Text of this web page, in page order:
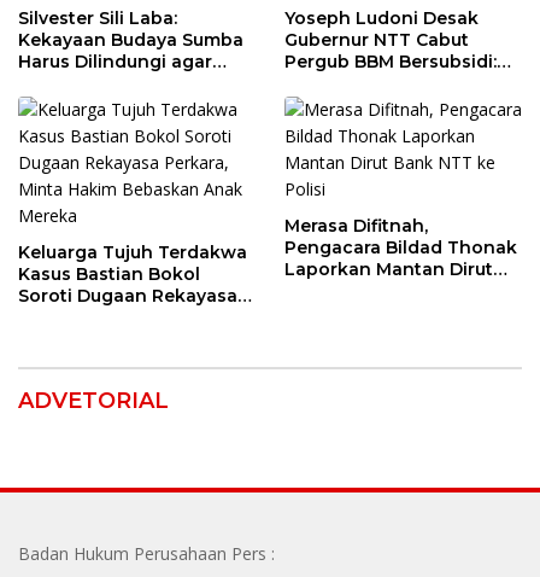
Silvester Sili Laba:
Kekayaan Budaya Sumba
Harus Dilindungi agar
Yoseph Ludoni Desak
Gubernur NTT Cabut
Pergub BBM Bersubsidi:
Tagih Pajak
Keluarga Tujuh Terdakwa
Kasus Bastian Bokol
Soroti Dugaan Rekayasa
Merasa Difitnah,
Pengacara Bildad Thonak
Laporkan Mantan Dirut
ADVETORIAL
Badan Hukum Perusahaan Pers :